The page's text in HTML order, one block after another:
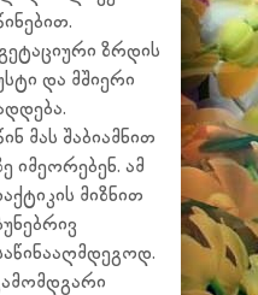
ზრდის
და მშიერი
მას შაბიამნით
იმეორებენ. ამ
მიზნით